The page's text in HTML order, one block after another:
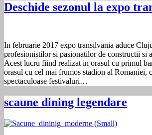
Deschide sezonul la expo
In februarie 2017 expo transilvania aduce
profesionistilor si pasionatilor de constructii si
Acest lucru fiind realizat in orasul cu primul
orasul cu cel mai frumos stadion al Romaniei,
spectaculoase festivaluri…
scaune dining legendare